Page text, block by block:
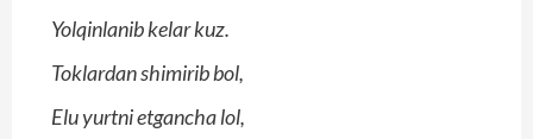
Yolqinlanib kelar kuz.
Toklardan shimirib bol,
Elu yurtni etgancha lol,